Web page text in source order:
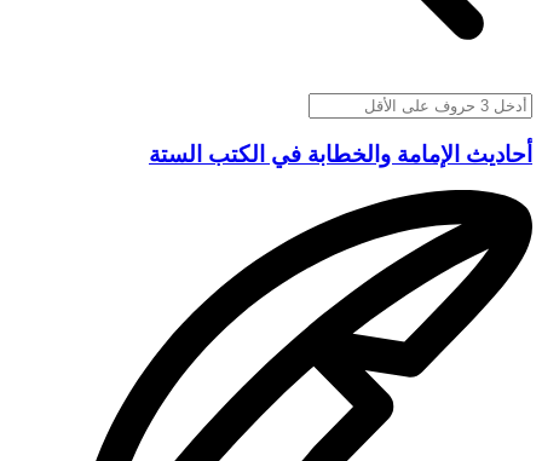
أحاديث الإمامة والخطابة في الكتب الستة